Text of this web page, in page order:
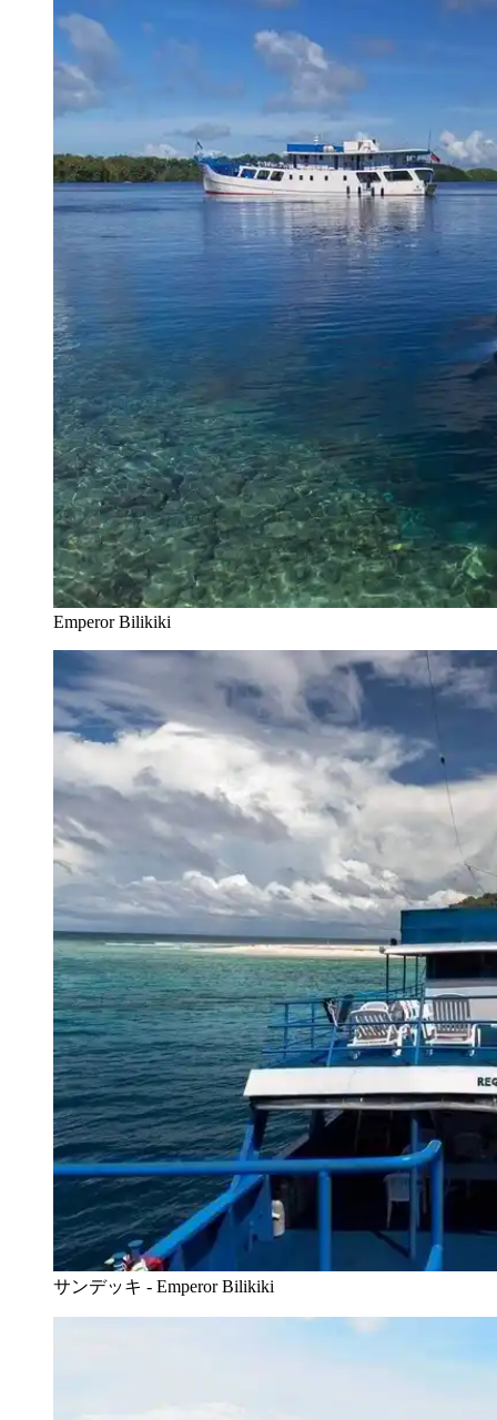
Emperor Bilikiki
サンデッキ - Emperor Bilikiki